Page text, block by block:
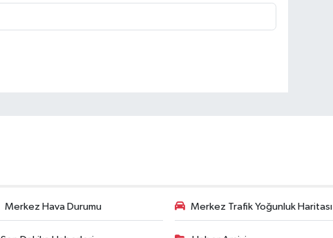
Merkez Hava Durumu Merkez Trafik Yoğunluk Haritası